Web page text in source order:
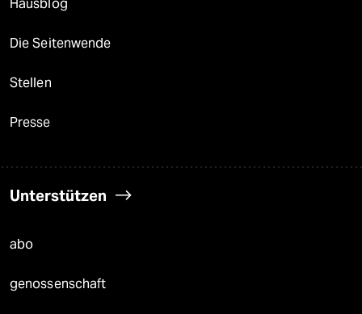
Hausblog
Die Seitenwende
Stellen
Presse
Unterstützen
abo
genossenschaft